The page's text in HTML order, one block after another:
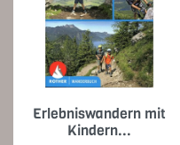
Erlebniswandern mit
Kindern...